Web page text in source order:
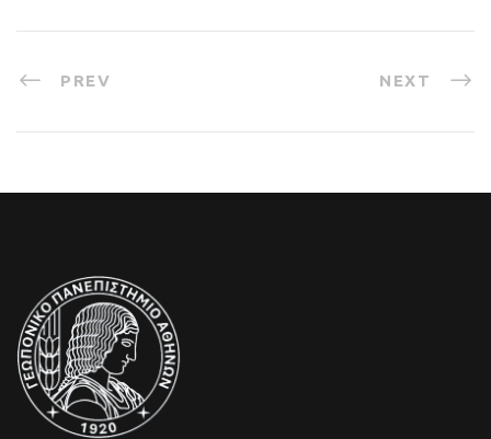
PREV NEXT